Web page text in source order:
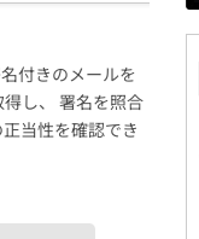
付きのメールを
し、 署名を照合
当性を確認でき